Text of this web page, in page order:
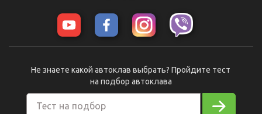
Тест на подбор
Не знаете какой автоклав выбрать? Пройдите тест
на подбор автоклава